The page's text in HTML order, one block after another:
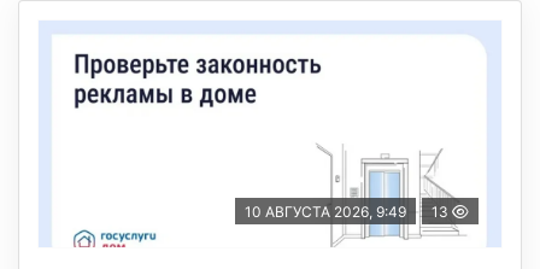
10 АВГУСТА 2026, 9:49 13